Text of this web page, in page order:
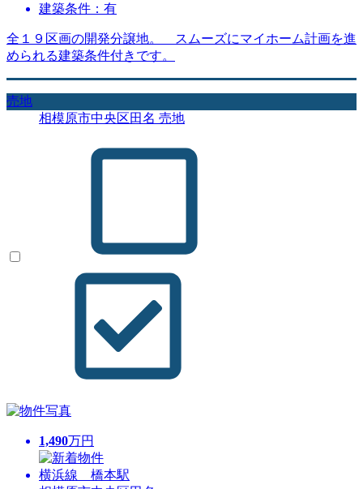
建築条件：有
全１９区画の開発分譲地。 スムーズにマイホーム計画を進
められる建築条件付きです。
売地
相模原市中央区田名 売地
1,490万円
横浜線 橋本駅